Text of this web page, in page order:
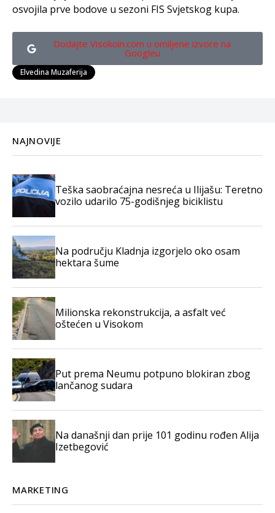
osvojila prve bodove u sezoni FIS Svjetskog kupa.
Dodajte Visokoin.com u omiljene izvore na
Googleu
Elvedina Muzaferija
NAJNOVIJE
Teška saobraćajna nesreća u Ilijašu: Teretno
vozilo udarilo 75-godišnjeg biciklistu
Na području Kladnja izgorjelo oko osam
hektara šume
Milionska rekonstrukcija, a asfalt već
oštećen u Visokom
Put prema Neumu potpuno blokiran zbog
lančanog sudara
Na današnji dan prije 101 godinu rođen Alija
Izetbegović
MARKETING